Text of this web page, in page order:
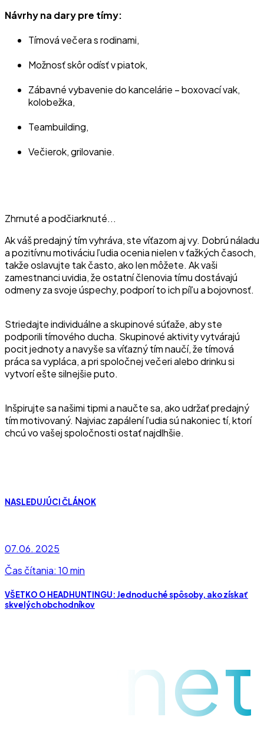
Návrhy na dary pre tímy:
Tímová večera s rodinami,
Možnosť skôr odísť v piatok,
Zábavné vybavenie do kancelárie – boxovací vak,
kolobežka,
Teambuilding,
Večierok, grilovanie.
Zhrnuté a podčiarknuté...
Ak váš predajný tím vyhráva, ste víťazom aj vy. Dobrú náladu
a pozitívnu motiváciu ľudia ocenia nielen v ťažkých časoch,
takže oslavujte tak často, ako len môžete. Ak vaši
zamestnanci uvidia, že ostatní členovia tímu dostávajú
odmeny za svoje úspechy, podporí to ich píľu a bojovnosť.
Striedajte individuálne a skupinové súťaže, aby ste
podporili tímového ducha. Skupinové aktivity vytvárajú
pocit jednoty a navyše sa víťazný tím naučí, že tímová
práca sa vypláca, a pri spoločnej večeri alebo drinku si
vytvorí ešte silnejšie puto.
Inšpirujte sa našimi tipmi a naučte sa, ako udržať predajný
tím motivovaný. Najviac zapálení ľudia sú nakoniec tí, ktorí
chcú vo vašej spoločnosti ostať najdlhšie.
NASLEDUJÚCI ČLÁNOK
07.06. 2025
Čas čítania: 10 min
VŠETKO O HEADHUNTINGU: Jednoduché spôsoby, ako získať
skvelých obchodníkov
raynet